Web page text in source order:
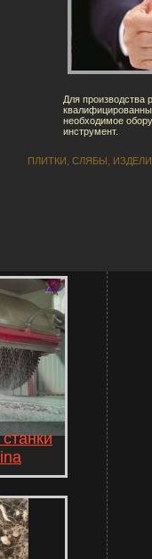
Для производства
необходимое
инструмент.
ПЛИТКИ, СЛЯБЫ,
стал
.